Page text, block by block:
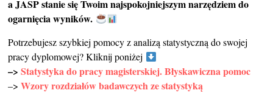
a JASP stanie się Twoim najspokojniejszym narzędziem do
ogarnięcia wyników.
Potrzebujesz szybkiej pomocy z analizą statystyczną do swojej
pracy dyplomowej? Kliknij poniżej
–>Statystyka do pracy magisterskiej. Błyskawiczna pomoc
–>Wzory rozdziałów badawczych ze statystyką